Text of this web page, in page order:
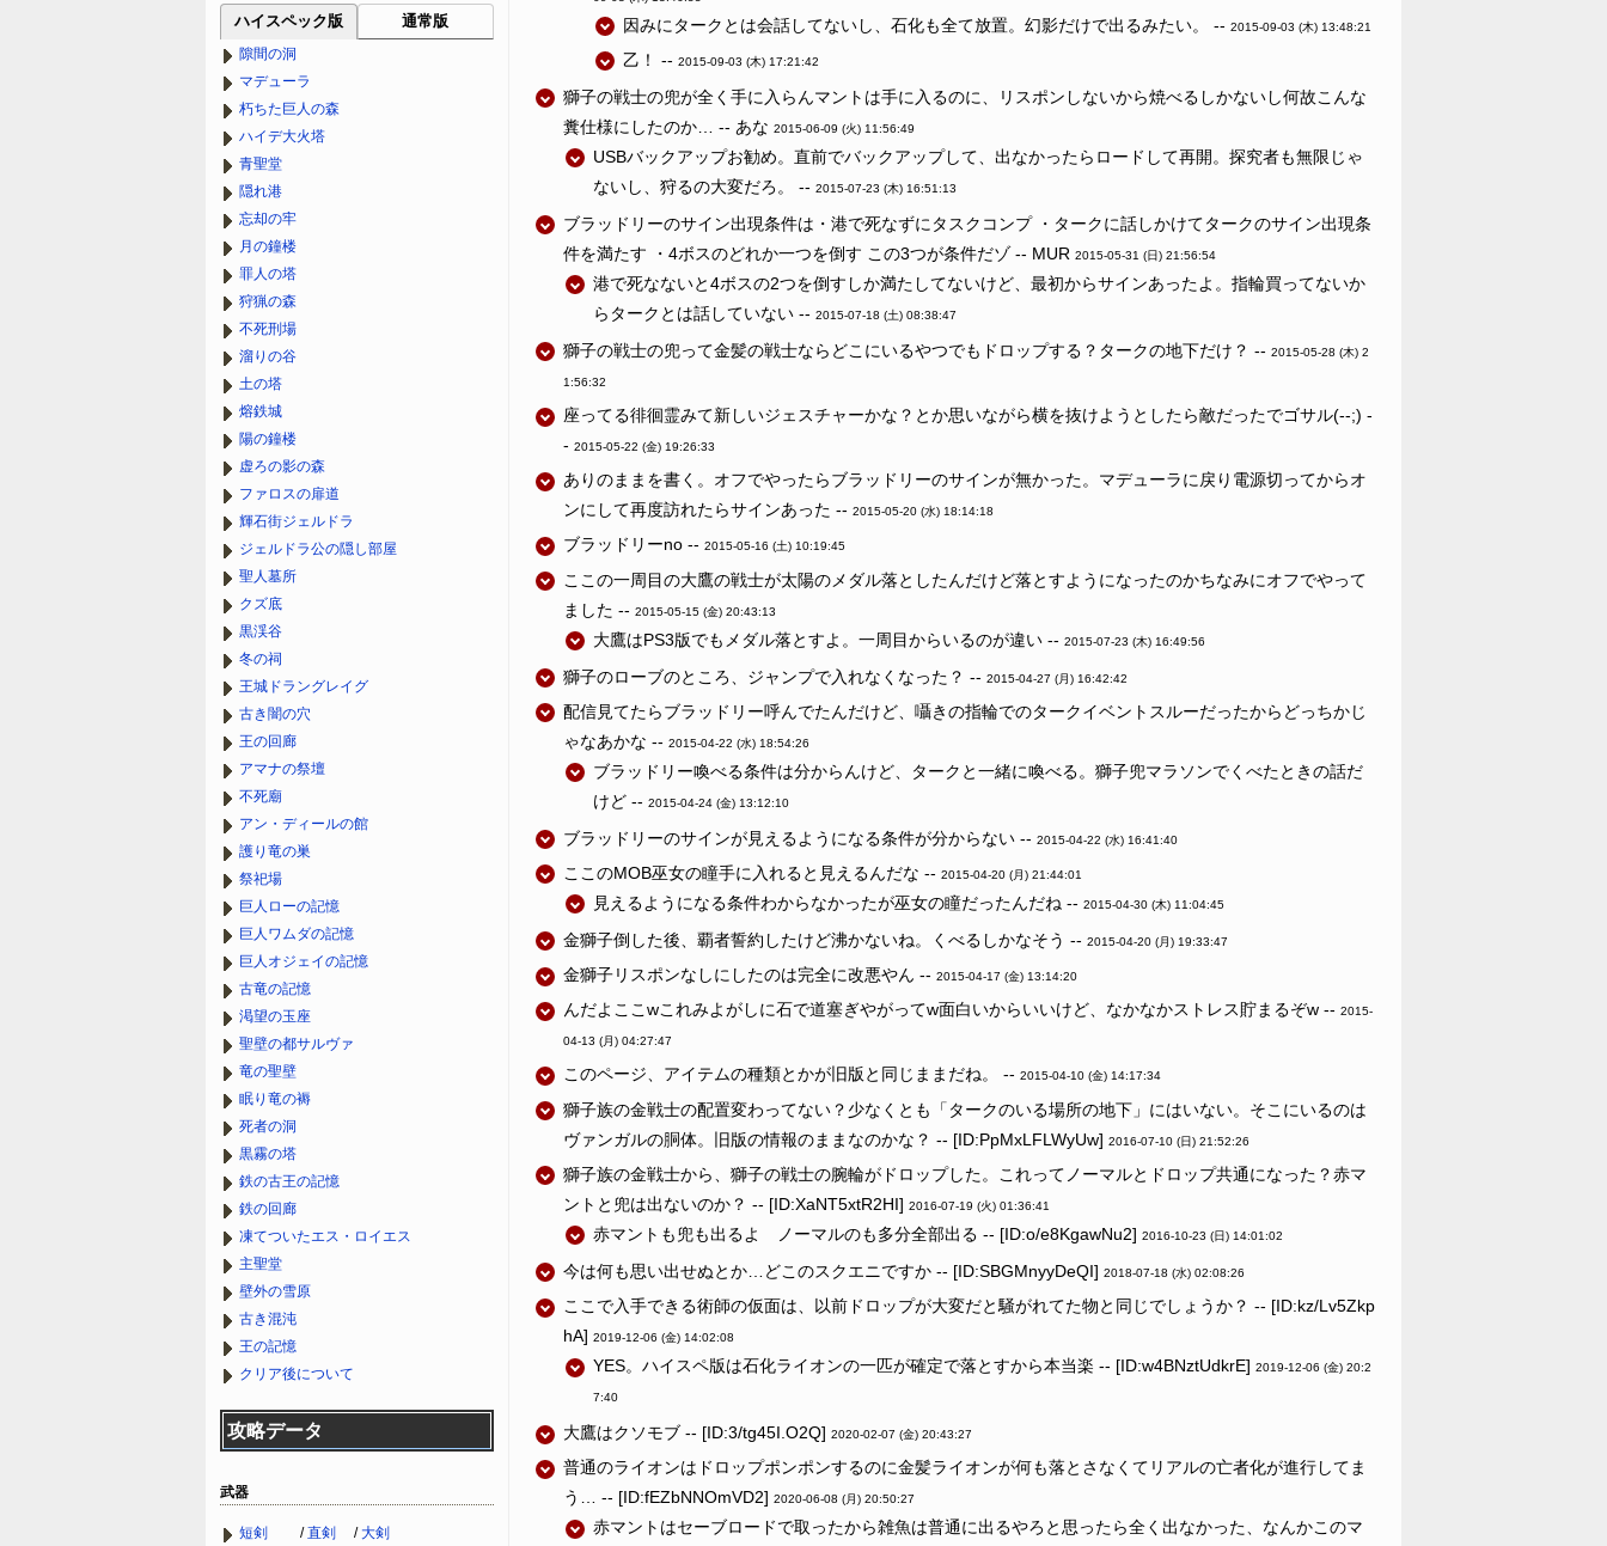
因みにタークとは会話してないし、石化も全て放置。幻影だけで出るみたい。 -- 2015-09-03 (木) 13:48:21
乙！ -- 2015-09-03 (木) 17:21:42
獅子の戦士の兜が全く手に入らんマントは手に入るのに、リスポンしないから焼べるしかないし何故こんな
糞仕様にしたのか… -- あな 2015-06-09 (火) 11:56:49
USBバックアップお勧め。直前でバックアップして、出なかったらロードして再開。探究者も無限じゃ
ないし、狩るの大変だろ。 -- 2015-07-23 (木) 16:51:13
ブラッドリーのサイン出現条件は・港で死なずにタスクコンプ ・タークに話しかけてタークのサイン出現条
件を満たす ・4ボスのどれか一つを倒す この3つが条件だゾ -- MUR 2015-05-31 (日) 21:56:54
港で死なないと4ボスの2つを倒すしか満たしてないけど、最初からサインあったよ。指輪買ってないか
らタークとは話していない -- 2015-07-18 (土) 08:38:47
獅子の戦士の兜って金髪の戦士ならどこにいるやつでもドロップする？タークの地下だけ？ -- 2015-05-28 (木) 2
1:56:32
座ってる徘徊霊みて新しいジェスチャーかな？とか思いながら横を抜けようとしたら敵だったでゴサル(--;) -
- 2015-05-22 (金) 19:26:33
ありのままを書く。オフでやったらブラッドリーのサインが無かった。マデューラに戻り電源切ってからオ
ンにして再度訪れたらサインあった -- 2015-05-20 (水) 18:14:18
ブラッドリーno -- 2015-05-16 (土) 10:19:45
ここの一周目の大鷹の戦士が太陽のメダル落としたんだけど落とすようになったのかちなみにオフでやって
ました -- 2015-05-15 (金) 20:43:13
大鷹はPS3版でもメダル落とすよ。一周目からいるのが違い -- 2015-07-23 (木) 16:49:56
獅子のローブのところ、ジャンプで入れなくなった？ -- 2015-04-27 (月) 16:42:42
配信見てたらブラッドリー呼んでたんだけど、囁きの指輪でのタークイベントスルーだったからどっちかじ
ゃなあかな -- 2015-04-22 (水) 18:54:26
ブラッドリー喚べる条件は分からんけど、タークと一緒に喚べる。獅子兜マラソンでくべたときの話だ
けど -- 2015-04-24 (金) 13:12:10
ブラッドリーのサインが見えるようになる条件が分からない -- 2015-04-22 (水) 16:41:40
ここのMOB巫女の瞳手に入れると見えるんだな -- 2015-04-20 (月) 21:44:01
見えるようになる条件わからなかったが巫女の瞳だったんだね -- 2015-04-30 (木) 11:04:45
金獅子倒した後、覇者誓約したけど沸かないね。くべるしかなそう -- 2015-04-20 (月) 19:33:47
金獅子リスポンなしにしたのは完全に改悪やん -- 2015-04-17 (金) 13:14:20
んだよここwこれみよがしに石で道塞ぎやがってw面白いからいいけど、なかなかストレス貯まるぞw -- 2015-
04-13 (月) 04:27:47
このページ、アイテムの種類とかが旧版と同じままだね。 -- 2015-04-10 (金) 14:17:34
獅子族の金戦士の配置変わってない？少なくとも「タークのいる場所の地下」にはいない。そこにいるのは
ヴァンガルの胴体。旧版の情報のままなのかな？ -- [ID:PpMxLFLWyUw] 2016-07-10 (日) 21:52:26
獅子族の金戦士から、獅子の戦士の腕輪がドロップした。これってノーマルとドロップ共通になった？赤マ
ントと兜は出ないのか？ -- [ID:XaNT5xtR2HI] 2016-07-19 (火) 01:36:41
赤マントも兜も出るよ ノーマルのも多分全部出る -- [ID:o/e8KgawNu2] 2016-10-23 (日) 14:01:02
今は何も思い出せぬとか…どこのスクエニですか -- [ID:SBGMnyyDeQI] 2018-07-18 (水) 02:08:26
ここで入手できる術師の仮面は、以前ドロップが大変だと騒がれてた物と同じでしょうか？ -- [ID:kz/Lv5Zkp
hA] 2019-12-06 (金) 14:02:08
YES。ハイスペ版は石化ライオンの一匹が確定で落とすから本当楽 -- [ID:w4BNztUdkrE] 2019-12-06 (金) 20:2
7:40
大鷹はクソモブ -- [ID:3/tg45I.O2Q] 2020-02-07 (金) 20:43:27
普通のライオンはドロップポンポンするのに金髪ライオンが何も落とさなくてリアルの亡者化が進行してま
う… -- [ID:fEZbNNOmVD2] 2020-06-08 (月) 20:50:27
赤マントはセーブロードで取ったから雑魚は普通に出るやろと思ったら全く出なかった、なんかこのマ
ハイスペック版
隙間の洞
マデューラ
朽ちた巨人の森
ハイデ大火塔
青聖堂
隠れ港
忘却の牢
月の鐘楼
罪人の塔
狩猟の森
不死刑場
溜りの谷
土の塔
熔鉄城
陽の鐘楼
虚ろの影の森
ファロスの扉道
輝石街ジェルドラ
ジェルドラ公の隠し部屋
聖人墓所
クズ底
黒渓谷
冬の祠
王城ドラングレイグ
古き闇の穴
王の回廊
アマナの祭壇
不死廟
アン・ディールの館
護り竜の巣
祭祀場
巨人ローの記憶
巨人ワムダの記憶
巨人オジェイの記憶
古竜の記憶
渇望の玉座
聖壁の都サルヴァ
竜の聖壁
眠り竜の褥
死者の洞
黒霧の塔
鉄の古王の記憶
鉄の回廊
凍てついたエス・ロイエス
主聖堂
壁外の雪原
古き混沌
王の記憶
クリア後について
通常版
攻略データ
武器
短剣 /直剣 /大剣